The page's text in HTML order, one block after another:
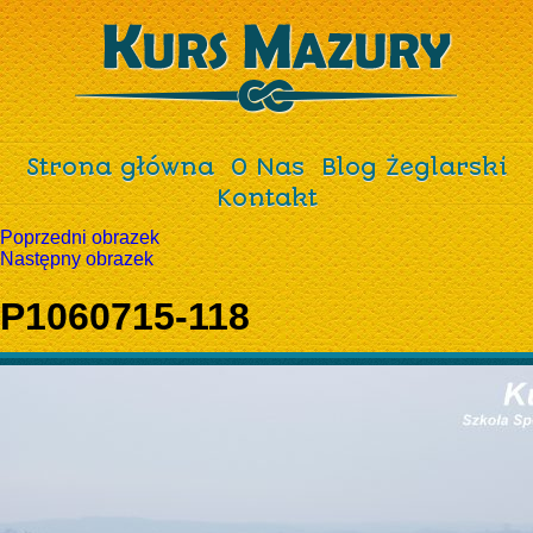
Strona główna O Nas
Blog Żeglarski
Kontakt
Poprzedni obrazek
Następny obrazek
P1060715-118